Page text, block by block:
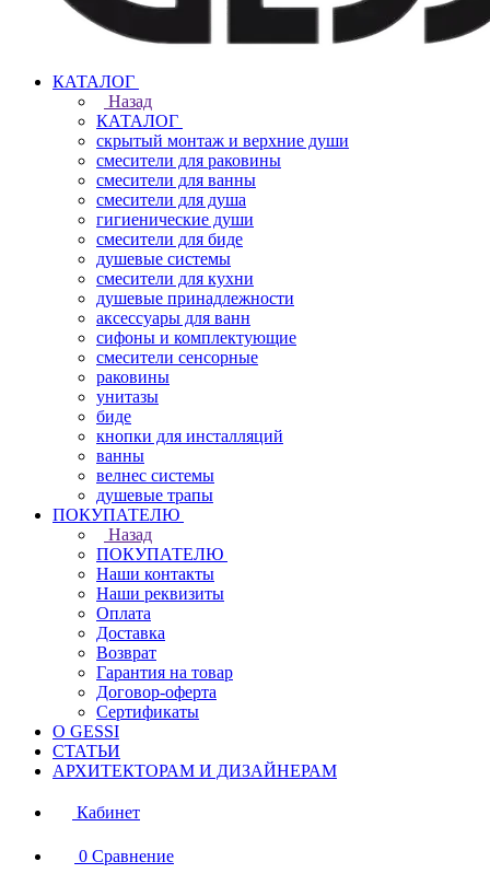
КАТАЛОГ
Назад
КАТАЛОГ
скрытый монтаж и верхние души
смесители для раковины
смесители для ванны
смесители для душа
гигиенические души
смесители для биде
душевые системы
смесители для кухни
душевые принадлежности
аксессуары для ванн
сифоны и комплектующие
смесители сенсорные
раковины
унитазы
биде
кнопки для инсталляций
ванны
велнес системы
душевые трапы
ПОКУПАТЕЛЮ
Назад
ПОКУПАТЕЛЮ
Наши контакты
Наши реквизиты
Оплата
Доставка
Возврат
Гарантия на товар
Договор-оферта
Сертификаты
О GESSI
СТАТЬИ
АРХИТЕКТОРАМ И ДИЗАЙНЕРАМ
Кабинет
0 Сравнение